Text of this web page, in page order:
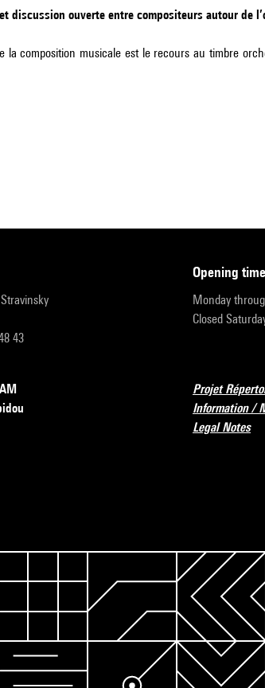
discussion ouverte entre compositeurs autour de
la composition musicale est le recours au timbre
43
opening
Monday
Closed
Projet
Information /
Legal Notes